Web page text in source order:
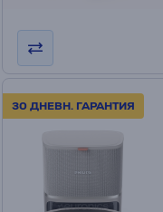
30 ДНЕВН. ГАРАНТИЯ